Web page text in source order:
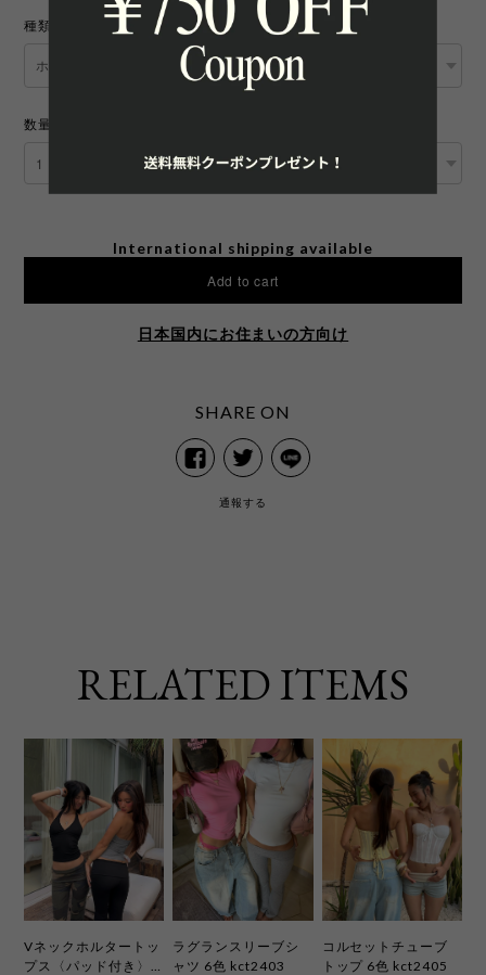
種類
数量
International shipping available
Add to cart
日本国内にお住まいの方向け
SHARE ON
通報する
RELATED ITEMS
Vネックホルタートッ
プス〈パッド付き〉6
ラグランスリーブシ
ャツ 6色 kct2403
コルセットチューブ
トップ 6色 kct2405